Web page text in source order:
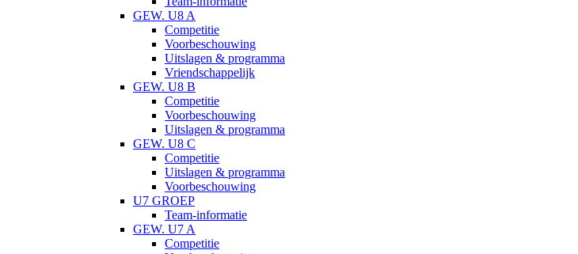
GEW. U8 A
Competitie
Voorbeschouwing
Uitslagen & programma
Vriendschappelijk
GEW. U8 B
Competitie
Voorbeschouwing
Uitslagen & programma
GEW. U8 C
Competitie
Uitslagen & programma
Voorbeschouwing
U7 GROEP
Team-informatie
GEW. U7 A
Competitie